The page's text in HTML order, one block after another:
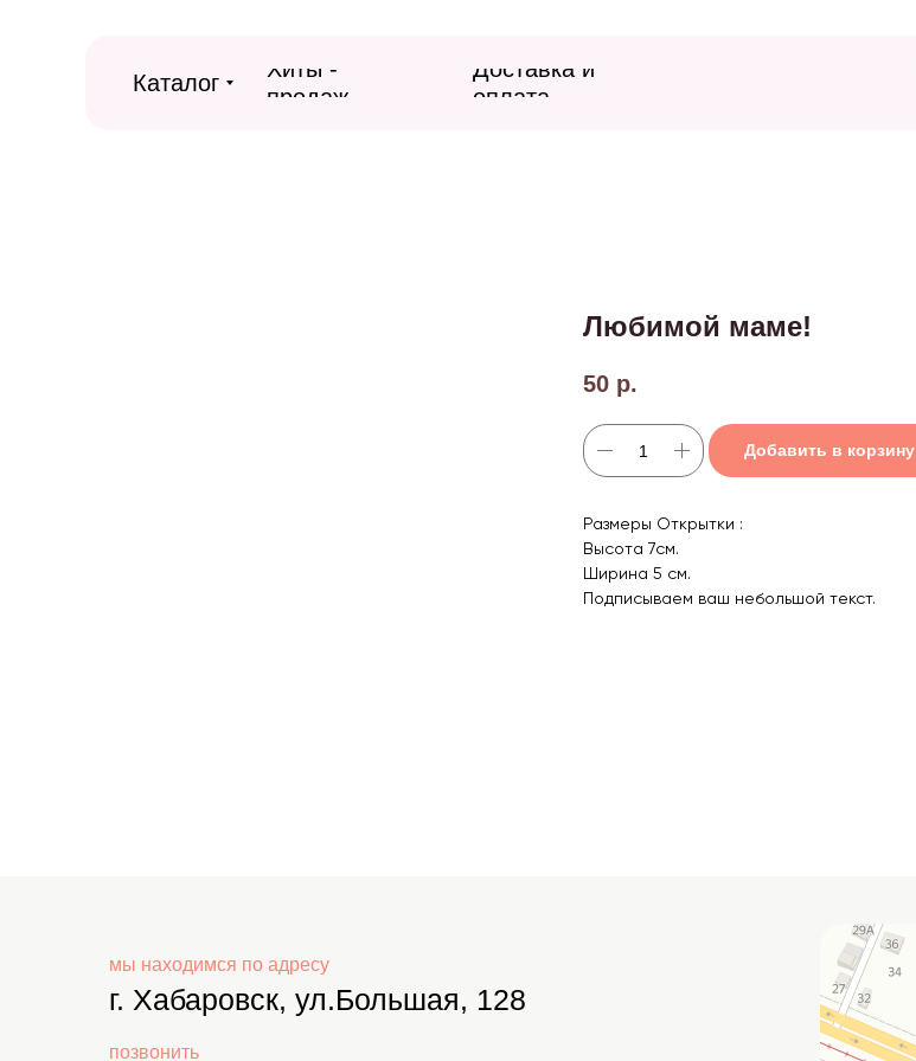
Доставка и
оплата
Хиты -
продаж
Каталог
Любимой маме!
50 р.
Добавить в корзину
Размеры Открытки :
Высота 7см.
Ширина 5 см.
Подписываем ваш небольшой текст.
позвонить
мы находимся по адресу
г. Хабаровск, ул.Большая, 128